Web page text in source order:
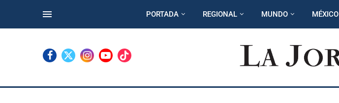
PORTADA REGIONAL MUNDO MÉXICO